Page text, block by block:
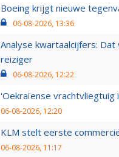
Boeing krijgt nieuwe
06-08-2026, 13:36
Analyse kwartaalcijfers:
reiziger
06-08-2026, 12:22
'Oekraïense
06-08-2026, 12:20
KLM stelt eerste
06-08-2026, 11:17